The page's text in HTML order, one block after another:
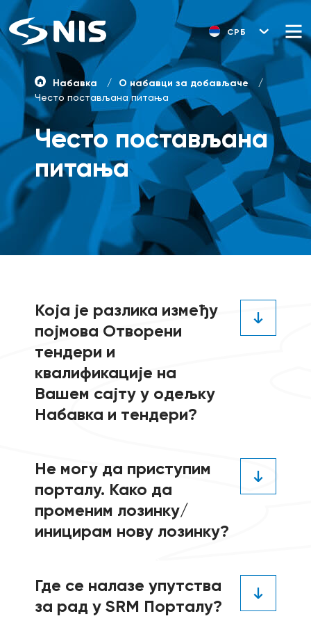
СРБ
Набавка О набавци за добављаче
Често постављана питања
Често постављана
питања
Која је разлика између
појмова Отворени
тендери и
квалификације на
Вашем сајту у одељку
Набавка и тендери?
У Отвореном тендеру се спроводи и
поступак квалификације и избора
добављача, док се у поступку квалификације
само утврђује испуњеност квалификационих
достављање комерцијалних понуда.
Не могу да приступим
порталу. Како да
променим лозинку/
иницирам нову лозинку?
Потребно је да попуните захтев за
иницирање нове лозинке који се налази на
Где се налазе упутства
за рад у SRM Порталу?